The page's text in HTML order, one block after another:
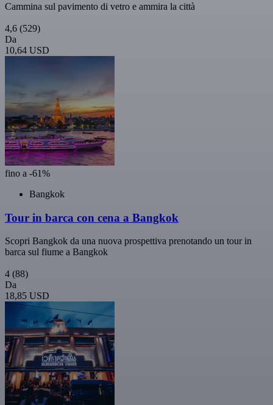
Cammina sul pavimento di vetro e ammira la città
4,6 (529)
Da
10,64 USD
fino a -61%
Bangkok
Tour in barca con cena a Bangkok
Scopri Bangkok da una nuova prospettiva prenotando un tour in
barca sul fiume a Bangkok
4 (88)
Da
18,85 USD